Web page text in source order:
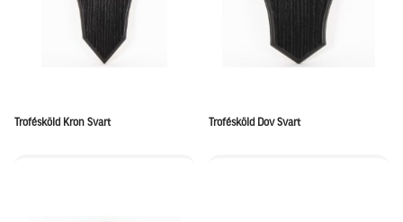
Trofésköld Kron Svart Trofésköld Dov Svart